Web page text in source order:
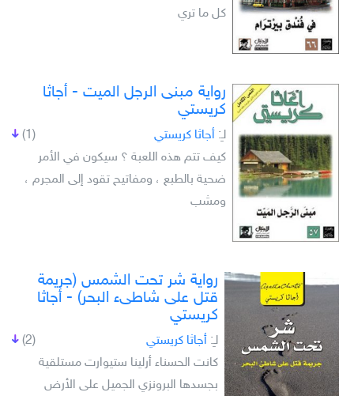
كل ما تري
رواية مبنى الرجل الميت - أجاثا
كريستي
(1) لـِ: أجاثا كريستي
كيف تتم هذه اللعبة ؟ سيكون في الأمر
ضحية بالطبع ، ومفاتيح تقود إلى المجرم ،
ومشب
رواية شر تحت الشمس (جريمة
قتل على شاطىء البحر) - أجاثا
كريستي
(2) لـِ:أجاثا كريستي
كانت الحسناء أرلينا ستيوارت مستلقية
بجسدها البرونزي الجميل على الأرض